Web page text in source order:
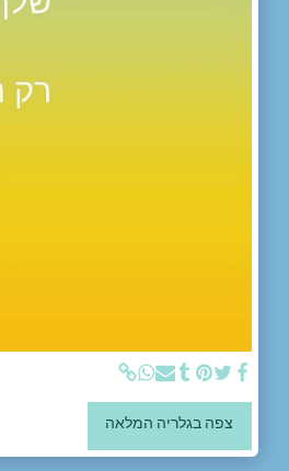
צפה בגלריה המלאה